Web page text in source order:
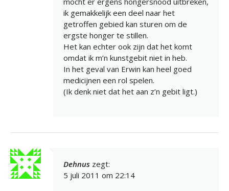
ik gemakkelijk een deel naar het
getroffen gebied kan sturen om de
ergste honger te stillen.
Het kan echter ook zijn dat het komt
omdat ik m’n kunstgebit niet in heb.
In het geval van Erwin kan heel goed
medicijnen een rol spelen.
(Ik denk niet dat het aan z’n gebit ligt.)
Dehnus zegt:
5 juli 2011 om 22:14